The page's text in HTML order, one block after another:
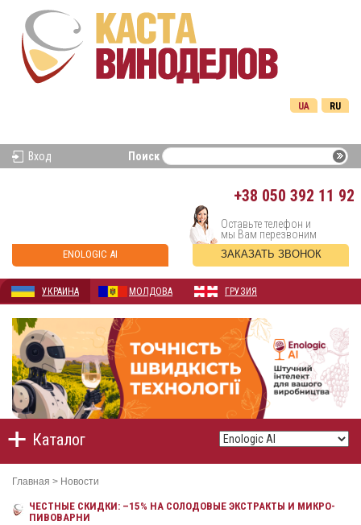
RU
UA
Вход Поиск
+38 050 392 11 92
ENOLOGIC AI
Оставьте телефон и
мы Вам перезвоним
ЗАКАЗАТЬ ЗВОНОК
УКРАИНА МОЛДОВА ГРУЗИЯ
Каталог
Главная > Новости
ЧЕСТНЫЕ СКИДКИ: –15% НА СОЛОДОВЫЕ ЭКСТРАКТЫ И МИКРО-
ПИВОВАРНИ